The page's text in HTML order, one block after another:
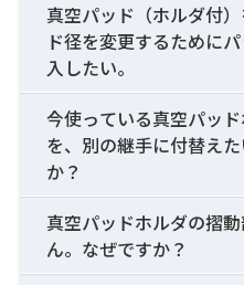
真空パッド（ホルダ付
ド径を変更するために
入したい。
今使っている真空パッ
を、別の継手に付替え
か？
真空パッドホルダの摺
ん。なぜですか？